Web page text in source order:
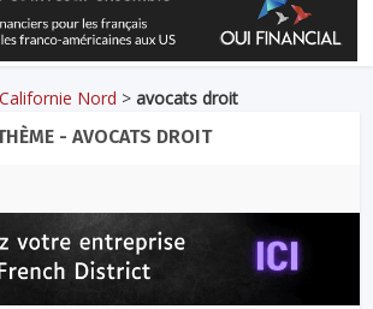
Californie Nord >avocats droit
- AVOCATS DROIT